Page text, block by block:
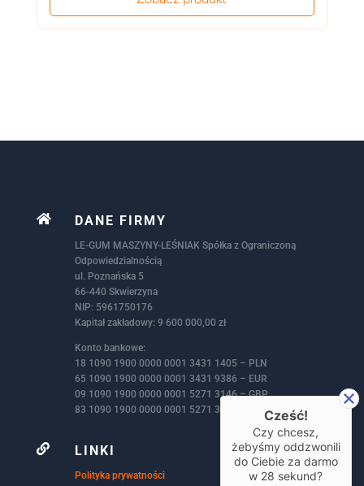
 DANE FIRMY
LE-GUM MASZYNY-LEŚNIAK Spółka z Ograniczoną
Odpowiedzialnością
ul. Poznańska 5
66-440 Skwierzyna
NIP: 5961750176
Kapitał zakładowy: 9 600 000,00 zł
Konto bankowe:
18 1090 1900 0000 0001 3431 1405 – PLN
65 1090 1900 0000 0001 3431 9386 – EUR
09 1090 1900 0000 0001 5271 3146 – GBP
83 1090 1900 0000 0001 5271 3172 – USD
 LINKI
Polityka prywatności
Cześć!
Czy chcesz,
żebyśmy oddzwonili
do Ciebie za darmo
w 28 sekund?